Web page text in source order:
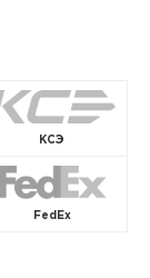
КСЭ
FedEx